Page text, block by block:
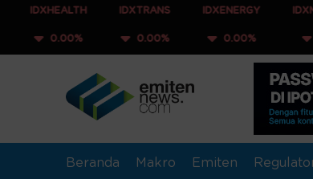
IDXTRANS
0.00%
IDXENERGY
0.00%
IDXMESBUMN
0.00%
Beranda Makro Emiten